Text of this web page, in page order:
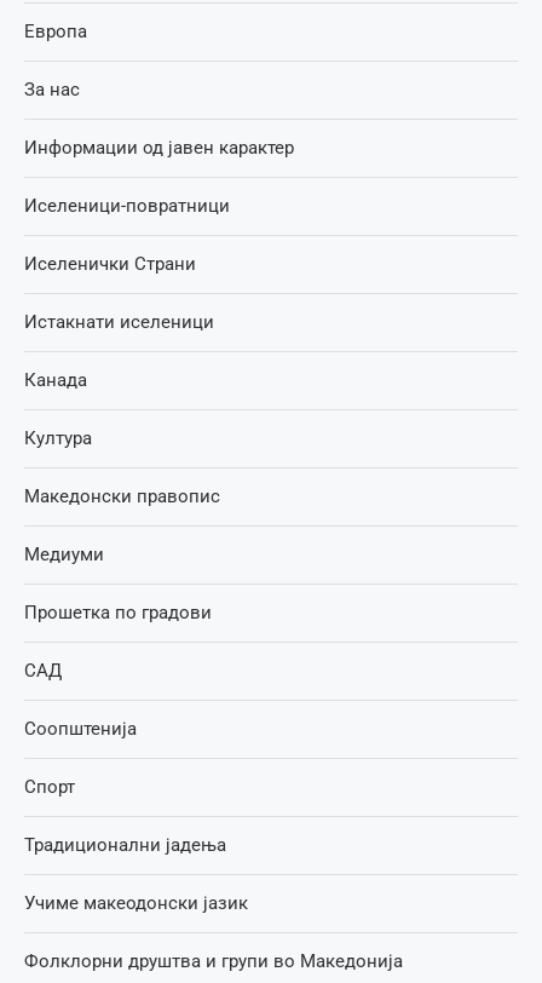
Европа
За нас
Информации од јавен карактер
Иселеници-повратници
Иселенички Страни
Истакнати иселеници
Канада
Култура
Македонски правопис
Медиуми
Прошетка по градови
САД
Соопштенија
Спорт
Традиционални јадења
Учиме макеодонски јазик
Фолклорни друштва и групи во Македонија